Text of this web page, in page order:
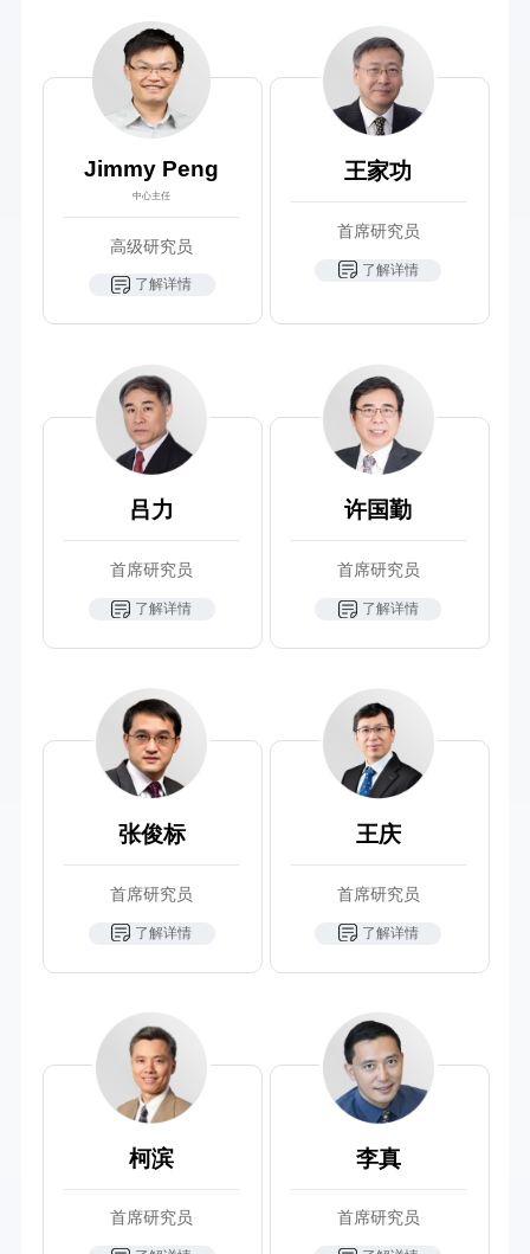
Jimmy Peng
中心主任
高级研究员
了解详情
王家功
首席研究员
了解详情
吕力
首席研究员
了解详情
许国勤
首席研究员
了解详情
张俊标
首席研究员
了解详情
王庆
首席研究员
了解详情
柯滨
首席研究员
李真
首席研究员